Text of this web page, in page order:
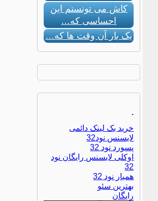
کاش می تونستم این
احساسی که…
یک بار آن وقت ها که…
.
خرید بک لینک دائمی
لایسنس نود32
پسورد نود 32
اوکلی لایسنس رایگان نود
32
همیار نود 32
بهترین سئو
رایگان